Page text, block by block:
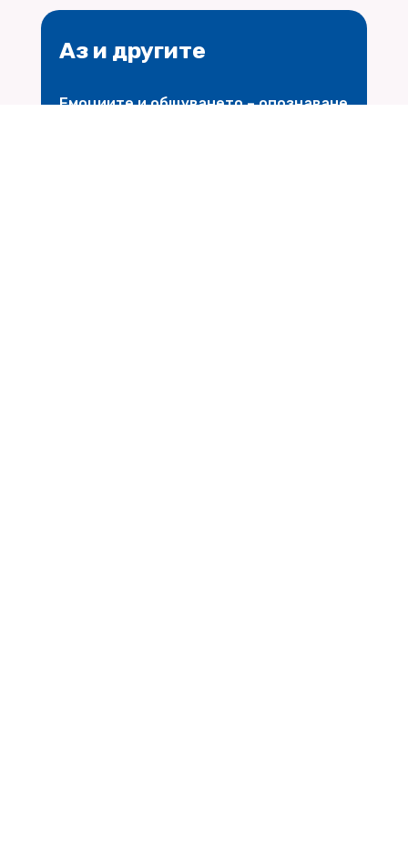
Аз и другите
Емоциите и общуването – опознаване